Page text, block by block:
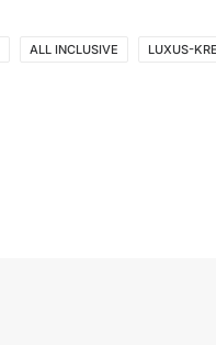
ALL INCLUSIVE LUXUS-